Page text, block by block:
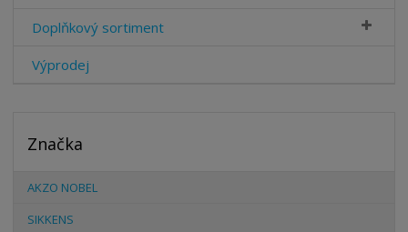
Doplňkový sortiment
Výprodej
Značka
AKZO NOBEL
SIKKENS